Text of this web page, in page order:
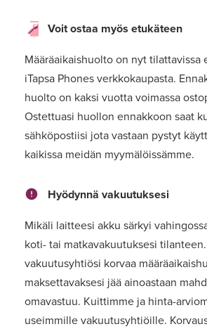
Voit ostaa myös etukäteen
Määräaikaishuolto on nyt tilattavissa
iTapsa Phones verkkokaupasta.
huolto on kaksi vuotta voimassa
Ostettuasi huollon ennakkoon saat
sähköpostiisi jota vastaan pystyt
kaikissa meidän myymälöissämme.
Hyödynnä vakuutuksesi
Mikäli laitteesi akku särkyi
koti- tai matkavakuutuksesi
vakuutusyhtiösi korvaa
maksettavaksesi jää ainoastaan
omavastuu. Kuittimme ja hinta-
useimmille vakuutusyhtiöille.